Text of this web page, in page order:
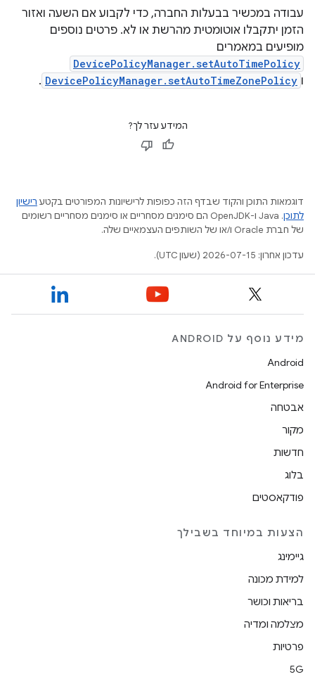
עבודה במכשיר בבעלות החברה, כדי לקבוע אם השעה ואזור
הזמן יתקבלו אוטומטית מהרשת או לא. פרטים נוספים
מופיעים במאמרים
DevicePolicyManager.setAutoTimePolicy
ו DevicePolicyManager.setAutoTimeZonePolicy
.
המידע עזר לך?
דוגמאות התוכן והקוד שבדף הזה כפופות לרישיונות המפורטים בקטע רישיון
לתוכן
.‏ Java ו-OpenJDK הם סימנים מסחריים או סימנים מסחריים רשומים
של חברת Oracle ו/או של השותפים העצמאיים שלה.
עדכון אחרון: 2026-07-15 (שעון UTC).
מידע נוסף על ANDROID
Android
Android for Enterprise
אבטחה
מקור
חדשות
בלוג
פודקאסטים
הצעות במיוחד בשבילך
גיימינג
למידת מכונה
בריאות וכושר
מצלמה ומדיה
פרטיות
5G